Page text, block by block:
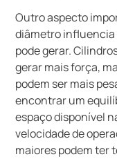
Outro aspecto
diâmetro
pode gerar.
gerar mais força,
podem ser mais
encontrar um
espaço disponível
velocidade de
maiores podem ter